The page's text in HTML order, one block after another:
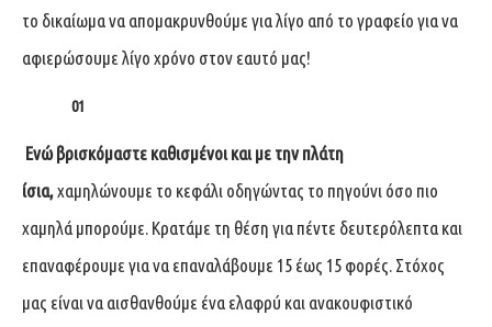
το δικαίωμα να απομακρυνθούμε για λίγο από το γραφείο για να
αφιερώσουμε λίγο χρόνο στον εαυτό μας!
01
Ενώ βρισκόμαστε καθισμένοι και με την πλάτη
ίσια,χαμηλώνουμε το κεφάλι οδηγώντας το πηγούνι όσο πιο
χαμηλά μπορούμε. Κρατάμε τη θέση για πέντε δευτερόλεπτα και
επαναφέρουμε για να επαναλάβουμε 15 έως 15 φορές. Στόχος
μας είναι να αισθανθούμε ένα ελαφρύ και ανακουφιστικό